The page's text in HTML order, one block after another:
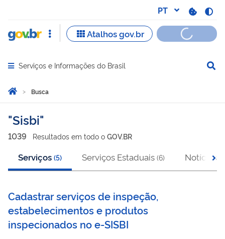
Abrir menu principal de navegação
Serviços e Informações do Brasil
Você está aqui:
Página Inicial
Busca
Busca
Sisbi
1039 Resultados em todo o GOV.BR
Serviços (5) Serviços Estaduais (6) Notícias
Cadastrar serviços de inspeção,
estabelecimentos e produtos
inspecionados no e-SISBI